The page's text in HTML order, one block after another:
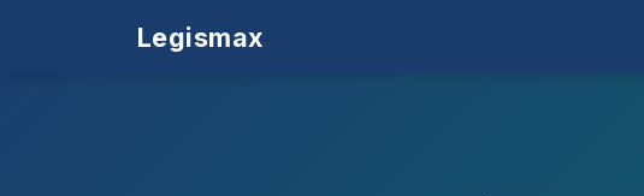
Legismax